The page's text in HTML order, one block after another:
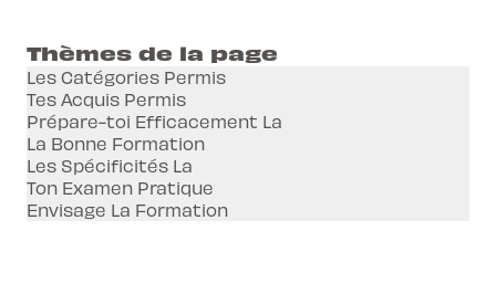
Thèmes de la page
Les Catégories Permis
Tes Acquis Permis
Prépare-toi Efficacement La
La Bonne Formation
Les Spécificités La
Ton Examen Pratique
Envisage La Formation